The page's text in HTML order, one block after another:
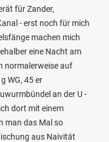
für Zander,
- erst noch für mich
machen mich
eine Nacht am
normalerweise auf
WG, 45 er
an der U -
dort mit einem
man das Mal so
aus Naivität